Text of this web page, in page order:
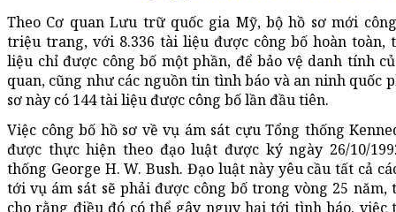
Theo Cơ quan Lưu trữ quốc gia Mỹ, bộ hồ sơ mới
triệu trang, với 8.336 tài liệu được công bố hoàn toàn,
liệu chỉ được công bố một phần, để bảo vệ danh tính
quan, cũng như các nguồn tin tình báo và an ninh quốc
sơ này có 144 tài liệu được công bố lần đầu tiên.
Việc công bố hồ sơ về vụ ám sát cựu Tổng thống
được thực hiện theo đạo luật được ký ngày 26/10/
thống George H. W. Bush. Đạo luật này yêu cầu tất cả
tới vụ ám sát sẽ phải được công bố trong vòng 25
cho rằng điều đó có thể gây nguy hại tới tình báo, việc